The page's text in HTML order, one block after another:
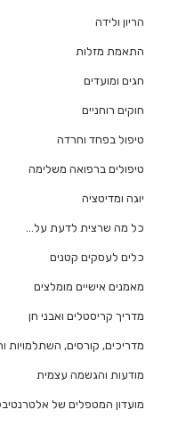
הריון ולידה
התאמת מזלות
חגים ומועדים
חוקים רוחניים
טיפול בפחד וחרדה
טיפולים ברפואה משלימה
יוגה ומדיטציה
כל מה שרצית לדעת על…
כלים לעסקים קטנים
מאמנים אישיים מומלצים
מדריך קריסטלים ואבני חן
מדריכים, קורסים, השתלמויות
מודעות והגשמה עצמית
מועדון המטפלים של